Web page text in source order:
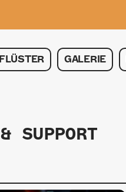
GALERIE
SUPPORT